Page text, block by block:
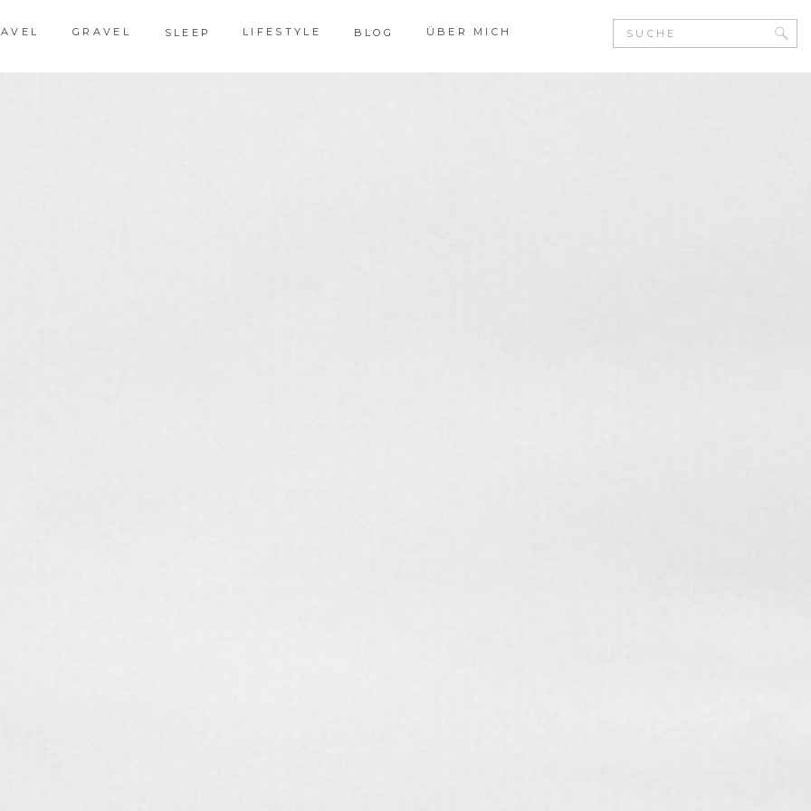
ÜBER MICH
BLOG
SLEEP LIFESTYLE
GRAVEL
Search
for: